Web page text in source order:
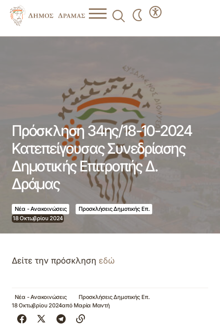
Πρόσκληση 34ης/18-10-2024
Κατεπείγουσας Συνεδρίασης
Δημοτικής Επιτροπής Δ.
Δράμας
Νέα - Ανακοινώσεις
Προσκλήσεις Δημοτικής Επ.
18 Οκτωβρίου 2024
Δείτε την πρόσκληση εδώ
Νέα - Ανακοινώσεις
Προσκλήσεις Δημοτικής Επ.
18 Οκτωβρίου 2024από Μαρία Μαντή